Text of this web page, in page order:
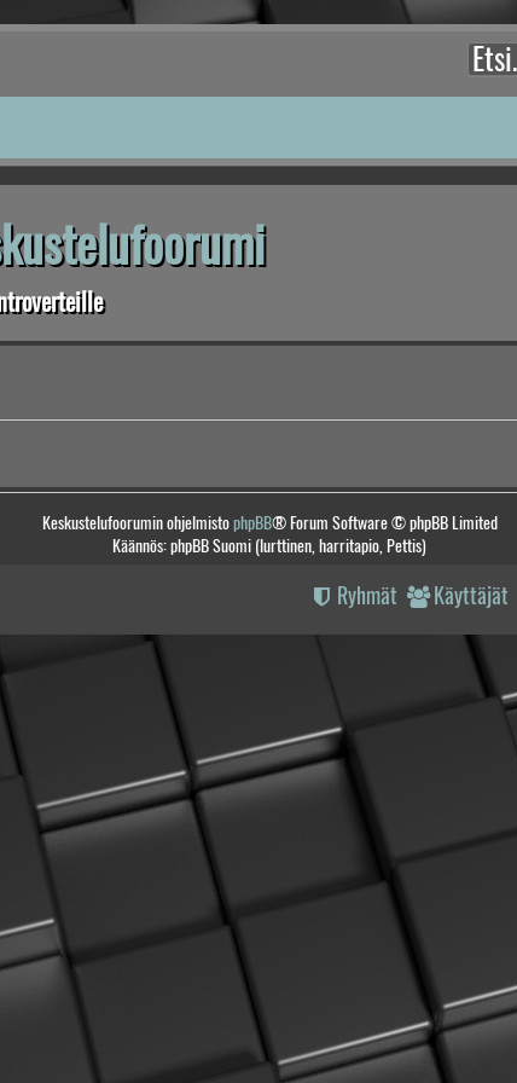
Keskustelufoorumin ohjelmistophpBB® Forum Software © phpBB Limited
Käännös: phpBB Suomi (lurttinen, harritapio, Pettis)
Käyttäjät
Ryhmät